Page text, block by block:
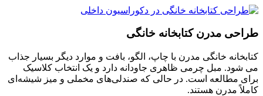
طراحی مدرن کتابخانه خانگی
کتابخانه خانگی مدرن با چاپ، الگو، بافت و موارد دیگر بسیار جذاب
می شود. مبل چرمی ظاهری جاودانه دارد و یک انتخاب کلاسیک
برای مطالعه است. در حالی که صندلی‌های مخملی و میز شیشه‌ای
کاملاً مدرن هستند.